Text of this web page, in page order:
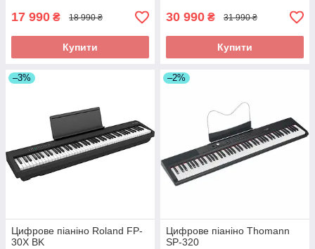
17 990 ₴ 18 990 ₴
Купити
30 990 ₴ 31 990 ₴
Купити
–3%
Цифрове піаніно Roland FP-
30X BK
–2%
Цифрове піаніно Thomann
SP-320